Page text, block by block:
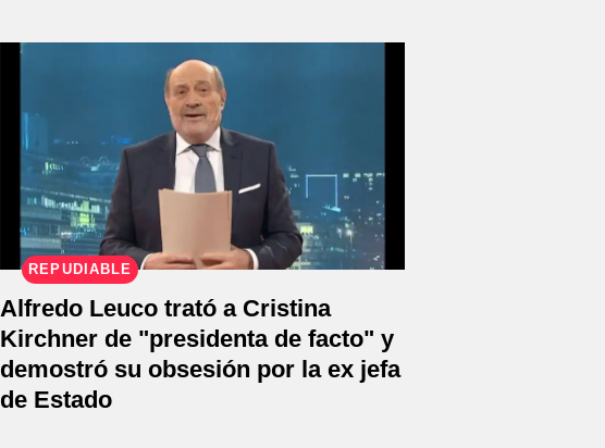
REPUDIABLE
Alfredo Leuco trató a Cristina
Kirchner de "presidenta de facto" y
demostró su obsesión por la ex jefa
de Estado